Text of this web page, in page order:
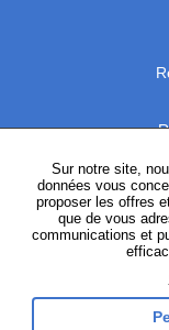
Sur notre site,
données vous
proposer les offres
que de vous
communications et